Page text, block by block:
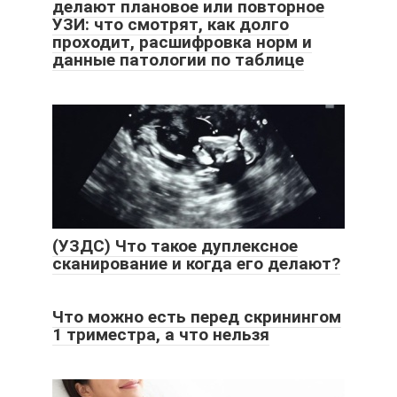
делают плановое или повторное
УЗИ: что смотрят, как долго
проходит, расшифровка норм и
данные патологии по таблице
(УЗДС) Что такое дуплексное
сканирование и когда его делают?
Что можно есть перед скринингом
1 триместра, а что нельзя